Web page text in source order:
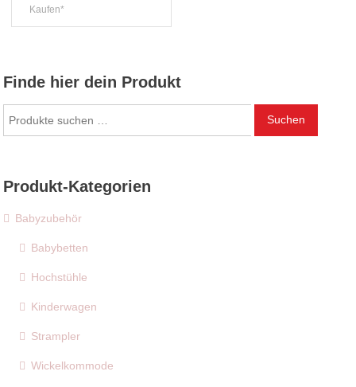
Kaufen*
Finde hier dein Produkt
nach:
Suchen
Produkt-Kategorien
Babyzubehör
Babybetten
Hochstühle
Kinderwagen
Strampler
Wickelkommode